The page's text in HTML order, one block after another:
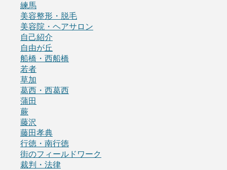
練馬
美容整形・脱毛
美容院・ヘアサロン
自己紹介
自由が丘
船橋・西船橋
若者
草加
葛西・西葛西
蒲田
蕨
藤沢
藤田孝典
行徳・南行徳
街のフィールドワーク
裁判・法律